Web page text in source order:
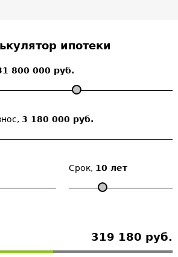
ипотеки
800 000 руб.
3 180 000 руб.
Срок, 10 лет
319 180 руб.